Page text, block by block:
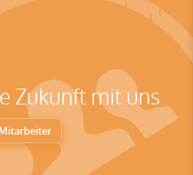
Zukunft mit uns
Mitarbeiter